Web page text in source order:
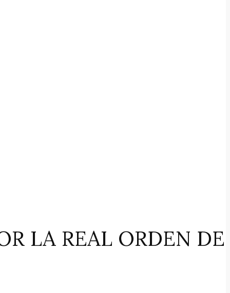
LA REAL ORDEN DE